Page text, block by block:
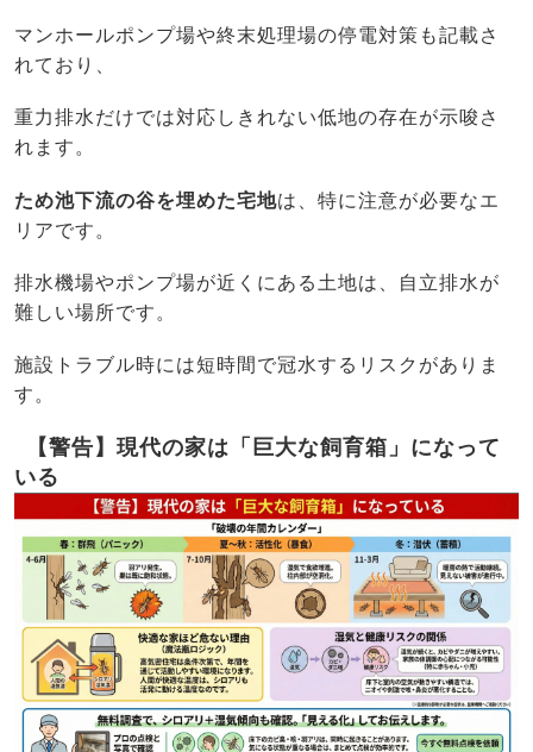
マンホールポンプ場や終末処理場の停電対策も記載さ
れており、
重力排水だけでは対応しきれない低地の存在が示唆さ
れます。
ため池下流の谷を埋めた宅地は、特に注意が必要なエ
リアです。
排水機場やポンプ場が近くにある土地は、自立排水が
難しい場所です。
施設トラブル時には短時間で冠水するリスクがありま
す。
【警告】現代の家は「巨大な飼育箱」になって
いる